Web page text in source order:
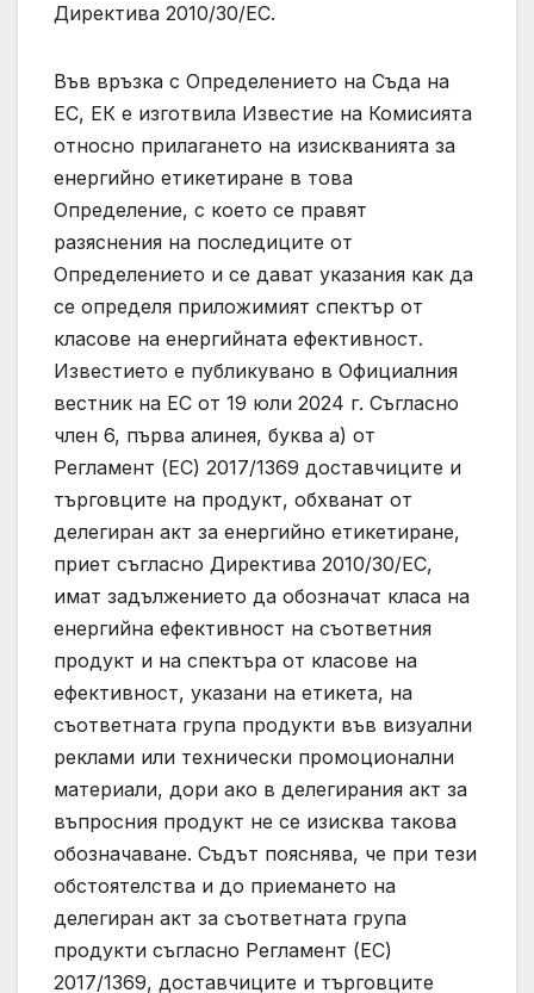
Директива 2010/30/ЕС.
Във връзка с Определението на Съда на
ЕС, ЕК е изготвила Известие на Комисията
относно прилагането на изискванията за
енергийно етикетиране в това
Определение, с което се правят
разяснения на последиците от
Определението и се дават указания как да
се определя приложимият спектър от
класове на енергийната ефективност.
Известието е публикувано в Официалния
вестник на ЕС от 19 юли 2024 г. Съгласно
член 6, първа алинея, буква а) от
Регламент (ЕС) 2017/1369 доставчиците и
търговците на продукт, обхванат от
делегиран акт за енергийно етикетиране,
приет съгласно Директива 2010/30/ЕС,
имат задължението да обозначат класа на
енергийна ефективност на съответния
продукт и на спектъра от класове на
ефективност, указани на етикета, на
съответната група продукти във визуални
реклами или технически промоционални
материали, дори ако в делегирания акт за
въпросния продукт не се изисква такова
обозначаване. Съдът пояснява, че при тези
обстоятелства и до приемането на
делегиран акт за съответната група
продукти съгласно Регламент (ЕС)
2017/1369, доставчиците и търговците